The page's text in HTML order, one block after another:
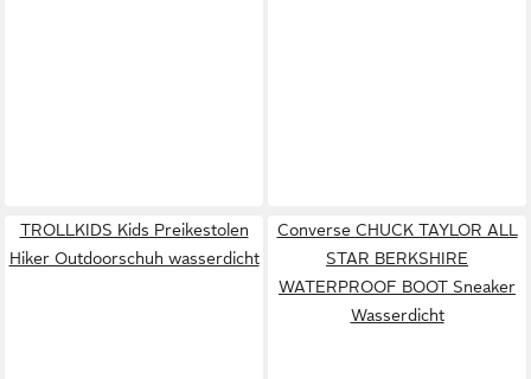
TROLLKIDS Kids Preikestolen
Hiker Outdoorschuh wasserdicht
Converse CHUCK TAYLOR ALL
STAR BERKSHIRE
WATERPROOF BOOT Sneaker
Wasserdicht